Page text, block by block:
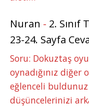
Nuran - 2.
23-24. Sayfa
Soru: Dokuztaş
oynadığınız
eğlenceli
düşüncelerinizi